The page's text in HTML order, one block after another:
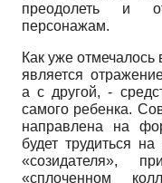
преодолеть и
персонажам.
Как уже
является
а с другой, -
самого ребенка.
направлена на
будет трудиться
«созидателя»,
«сплоченном